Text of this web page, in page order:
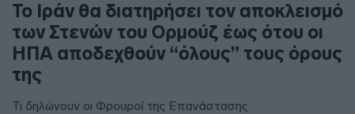
To Ιράν θα διατηρήσει τον αποκλεισμό
των Στενών του Ορμούζ έως ότου οι
ΗΠΑ αποδεχθούν “όλους” τους όρους
της
Τι δηλώνουν οι Φρουροί της Επανάστασης